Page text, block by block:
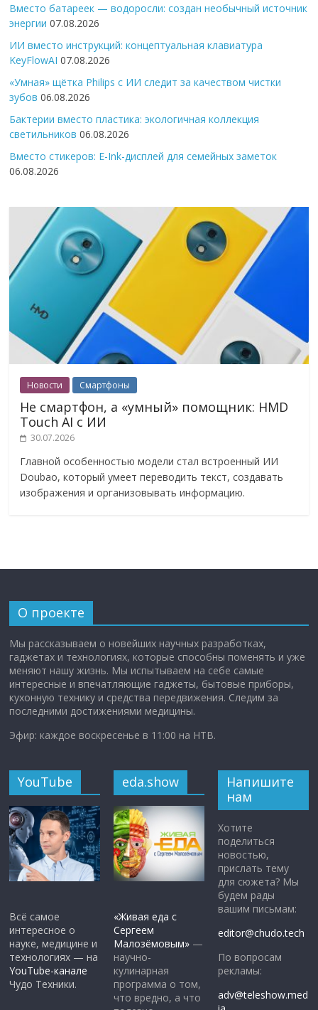
Вместо батареек — водоросли: создан необычный источник
энергии 07.08.2026
ИИ вместо инструкций: концептуальная клавиатура
KeyFlowAI 07.08.2026
«Умная» щётка Philips с ИИ следит за качеством чистки
зубов 06.08.2026
Бактерии вместо пластика: экологичная коллекция
светильников 06.08.2026
Вместо стикеров: E-Ink-дисплей для семейных заметок
06.08.2026
Новости Смартфоны
Не смартфон, а «умный» помощник: HMD
Touch AI с ИИ
30.07.2026
Главной особенностью модели стал встроенный ИИ
Doubao, который умеет переводить текст, создавать
изображения и организовывать информацию.
О проекте
Мы рассказываем о новейших научных разработках,
гаджетах и технологиях, которые способны поменять и уже
меняют нашу жизнь. Мы испытываем на себе самые
интересные и впечатляющие гаджеты, бытовые приборы,
кухонную технику и средства передвижения. Следим за
последними достижениями медицины.
Эфир: каждое воскресенье в 11:00 на НТВ.
YouTube
Всё самое
интересное о
науке, медицине и
технологиях — на
YouTube-канале
Чудо Техники.
eda.show
«Живая еда с
Сергеем
Малозёмовым» —
научно-
кулинарная
программа о том,
что вредно, а что
Напишите
нам
Хотите
поделиться
новостью,
прислать тему
для сюжета? Мы
будем рады
вашим письмам:
editor@chudo.tech
По вопросам
рекламы:
adv@teleshow.med